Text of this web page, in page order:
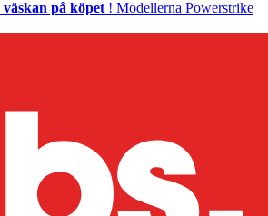
väskan på köpet ! Modellerna Powerstrike